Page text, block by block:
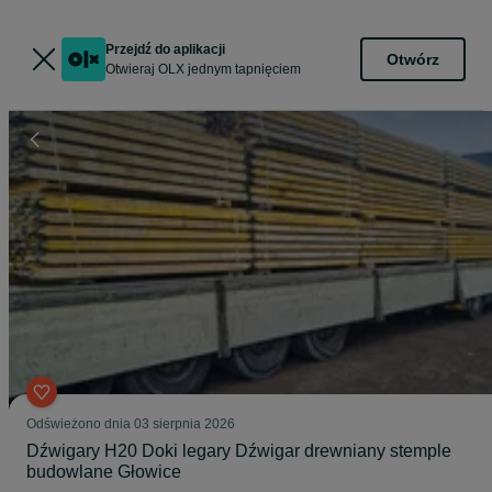
Przejdź do aplikacji
Otwieraj OLX jednym tapnięciem
Otwórz
Odświeżono dnia 03 sierpnia 2026
Dźwigary H20 Doki legary Dźwigar drewniany stemple
budowlane Głowice